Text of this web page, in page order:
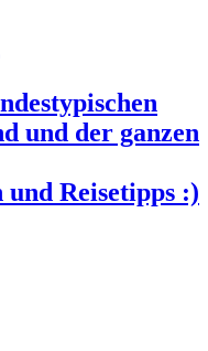
und der ganzen
und Reisetipps :)